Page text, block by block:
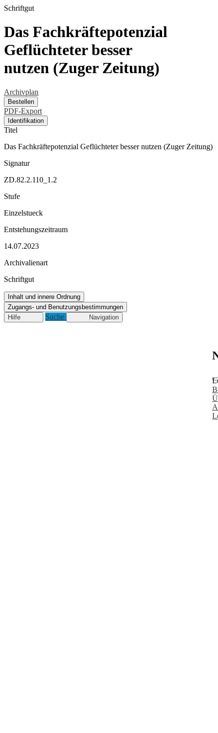
Schriftgut
Das Fachkräftepotenzial
Geflüchteter besser
nutzen (Zuger Zeitung)
Archivplan
Bestellen
PDF-Export
Identifikation
Titel
Das Fachkräftepotenzial Geflüchteter besser nutzen (Zuger Zeitung)
Signatur
ZD.82.2.110_1.2
Stufe
Einzelstueck
Entstehungszeitraum
14.07.2023
Archivalienart
Schriftgut
Inhalt und innere Ordnung
Zugangs- und Benutzungsbestimmungen
Hilfe
Suche Navigation